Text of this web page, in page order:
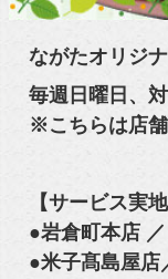
ながたオリジ
毎週日曜日、
※こちらは店舗
【サービス実
●岩倉町本店
●米子髙島屋